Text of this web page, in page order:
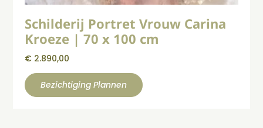
Schilderij Portret Vrouw Carina
Kroeze | 70 x 100 cm
€ 2.890,00
Bezichtiging Plannen